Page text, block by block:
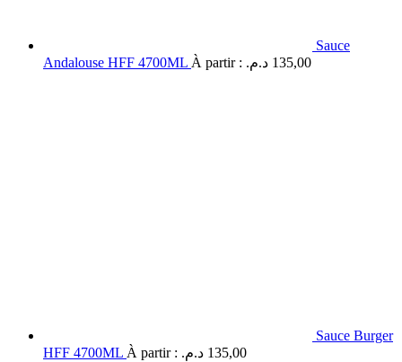
Sauce
Andalouse HFF 4700ML À partir : 135,00 د.م.
Sauce Burger
HFF 4700ML À partir : 135,00 د.م.